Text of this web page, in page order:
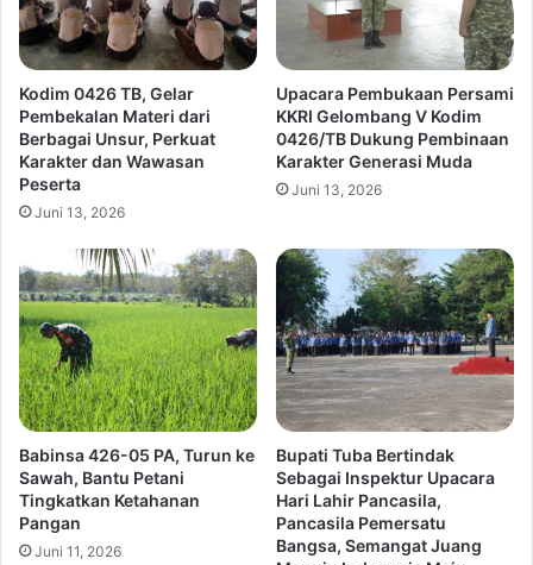
Kodim 0426 TB, Gelar
Pembekalan Materi dari
Berbagai Unsur, Perkuat
Karakter dan Wawasan
Peserta
Juni 13, 2026
Upacara Pembukaan Persami
KKRI Gelombang V Kodim
0426/TB Dukung Pembinaan
Karakter Generasi Muda
Juni 13, 2026
Babinsa 426-05 PA, Turun ke
Sawah, Bantu Petani
Tingkatkan Ketahanan
Pangan
Juni 11, 2026
Bupati Tuba Bertindak
Sebagai Inspektur Upacara
Hari Lahir Pancasila,
Pancasila Pemersatu
Bangsa, Semangat Juang